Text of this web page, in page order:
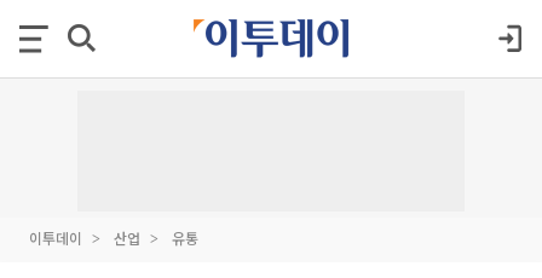
이투데이 산업 유통